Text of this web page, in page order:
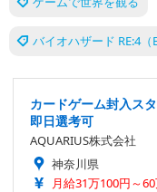
バイオハザード RE:4（
カードゲーム封入ス
即日選考可
AQUARIUS株式会社
神奈川県
月給31万100円～